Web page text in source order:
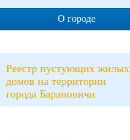
О городе
Реестр пустующих жилых
домов на территории
города Барановичи